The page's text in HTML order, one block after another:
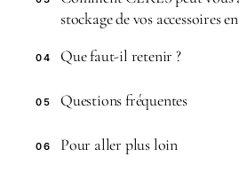
stockage de vos accessoires
04 Que faut-il retenir ?
05 Questions fréquentes
06 Pour aller plus loin